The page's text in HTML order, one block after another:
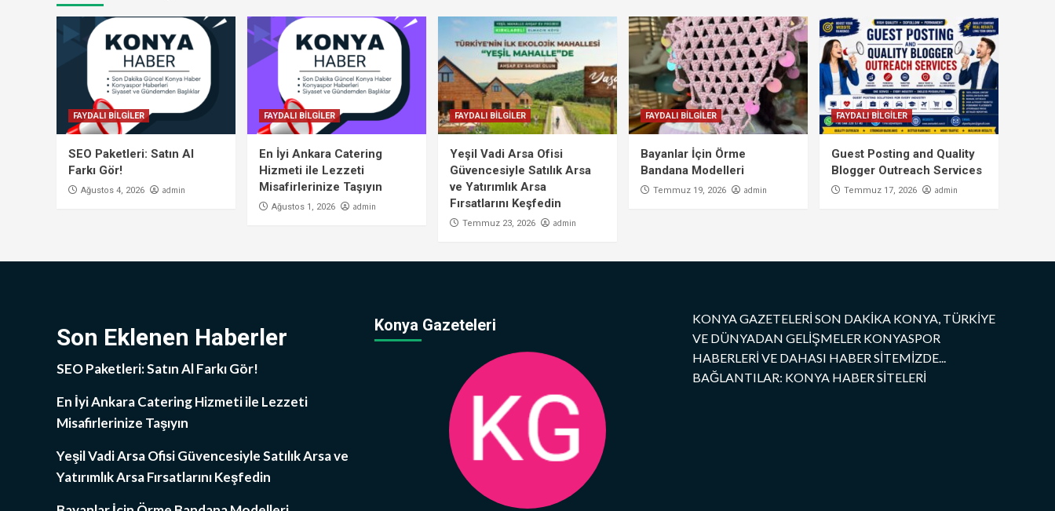
FAYDALI BİLGİLER
SEO Paketleri: Satın Al
Farkı Gör!
Ağustos 4, 2026 admin
FAYDALI BİLGİLER
En İyi Ankara Catering
Hizmeti ile Lezzeti
Misafirlerinize Taşıyın
Ağustos 1, 2026 admin
FAYDALI BİLGİLER
Yeşil Vadi Arsa Ofisi
Güvencesiyle Satılık Arsa
ve Yatırımlık Arsa
Fırsatlarını Keşfedin
Temmuz 23, 2026 admin
FAYDALI BİLGİLER
Bayanlar İçin Örme
Bandana Modelleri
Temmuz 19, 2026 admin
FAYDALI BİLGİLER
Guest Posting and Quality
Blogger Outreach Services
Temmuz 17, 2026 admin
Son Eklenen Haberler
SEO Paketleri: Satın Al Farkı Gör!
En İyi Ankara Catering Hizmeti ile Lezzeti
Misafirlerinize Taşıyın
Yeşil Vadi Arsa Ofisi Güvencesiyle Satılık Arsa ve
Yatırımlık Arsa Fırsatlarını Keşfedin
Konya Gazeteleri
KONYA GAZETELERİ SON DAKİKA KONYA, TÜRKİYE
VE DÜNYADAN GELİŞMELER KONYASPOR
HABERLERİ VE DAHASI HABER SİTEMİZDE...
BAĞLANTILAR: KONYA HABER SİTELERİ